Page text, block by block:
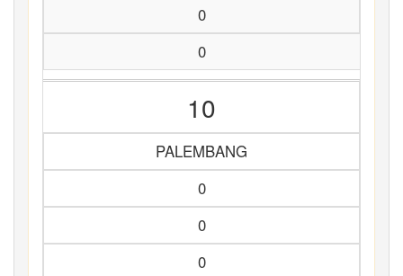
0
0
10
PALEMBANG
0
0
0